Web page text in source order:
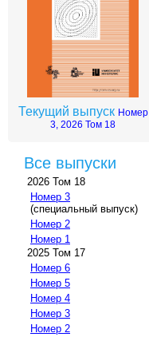
Текущий выпуск Номер
3, 2026 Том 18
Все выпуски
2026 Том 18
Номер 3
(специальный выпуск)
Номер 2
Номер 1
2025 Том 17
Номер 6
Номер 5
Номер 4
Номер 3
Номер 2